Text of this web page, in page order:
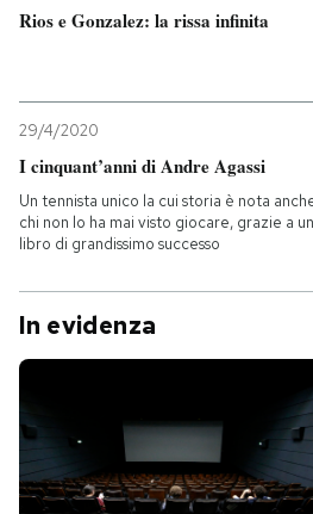
Rios e Gonzalez: la rissa infinita
29/4/2020
I cinquant’anni di Andre Agassi
Un tennista unico la cui storia è nota
chi non lo ha mai visto giocare, grazie a un
libro di grandissimo successo
In evidenza